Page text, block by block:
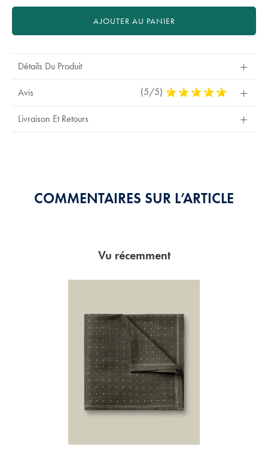
AJOUTER AU PANIER
Détails Du Produit
Avis (5/5) 5
Livraison Et Retours
COMMENTAIRES SUR L’ARTICLE
Vu récemment